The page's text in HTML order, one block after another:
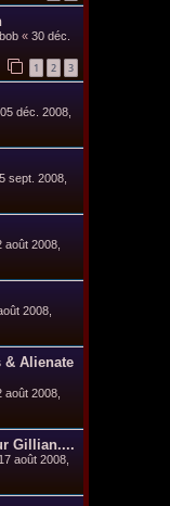
« 30 déc.
1 2 3
05 déc. 2008,
sept. 2008,
août 2008,
2008,
& Alienate
août 2008,
Gillian....
17 août 2008,